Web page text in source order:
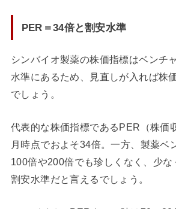
PER＝34倍と割安水準
シンバイオ製薬の株価指標はベンチ
水準にあるため、見直しが入れば株
でしょう。
代表的な株価指標であるPER（株価
月時点でおよそ34倍。一方、製薬ベ
100倍や200倍でも珍しくなく、少な
割安水準だと言えるでしょう。